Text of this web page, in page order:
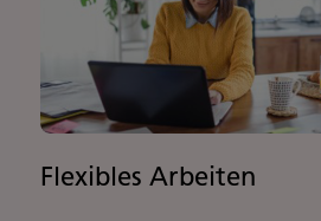
Flexibles Arbeiten